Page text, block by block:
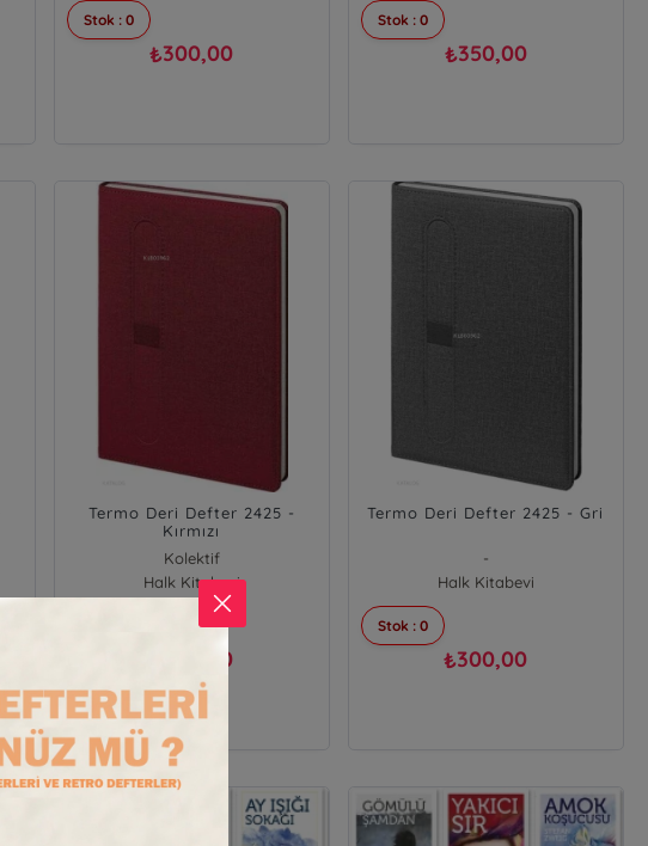
Stok : 0
₺300,00
Stok : 0
₺350,00
Termo Deri Defter 2425 -
Kırmızı
Kolektif
Halk Kitabevi
300,00
Termo Deri Defter 2425 - Gri
-
Halk Kitabevi
Stok : 0
₺300,00